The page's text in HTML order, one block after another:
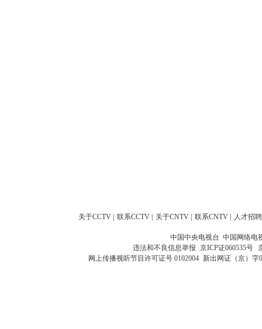
关于CCTV 联系CCTV 关于CNTV 联系CNTV 人才招聘
中国中央电视台 中国网络电
违法和不良信息举报 京ICP证060535号
网上传播视听节目许可证号 0102004 新出网证（京）